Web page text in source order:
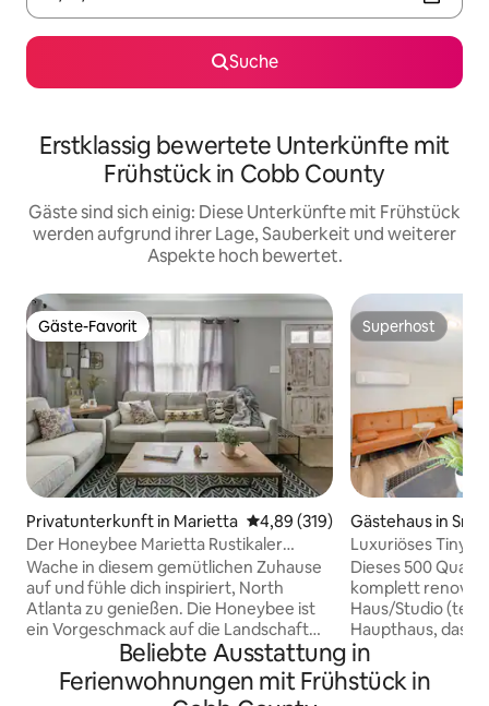
Suche
Erstklassig bewertete Unterkünfte mit
Frühstück in Cobb County
Gäste sind sich einig: Diese Unterkünfte mit Frühstück
werden aufgrund ihrer Lage, Sauberkeit und weiterer
Aspekte hoch bewertet.
Gäste-Favorit
Gäste-Favorit
Privatunterkunft in Marietta Durchschnittliche Bewertung:
4,89 (319)
Der Honeybee Marietta Rustikaler
moderner Bauernhaus-Bungalow
Wache in diesem gemütlichen Zuhause
auf und fühle dich inspiriert, North
Atlanta zu genießen. Die Honeybee ist
ein Vorgeschmack auf die Landschaft
der 1950er Jahre direkt an der Stadt mit
freiliegenden Balkendecken,
Holzoberflächen, neutralen Grautönen,
Superhost
Superhost
Gästehaus in
Luxuriöses Tiny
Battery Atlanta
Dieses 500
komplett
Haus/Studio (teilt
Haupthaus, das
mit einer Küche
und
Badezimmer (mit
Beliebte Ausstattung in
Ferienwohnungen mit Frühstück in